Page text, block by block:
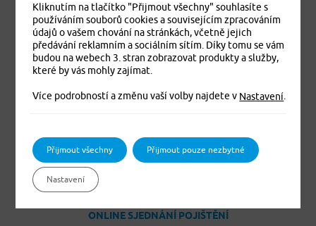
Úrazové pojištění
Dětské úrazové pojištění MEDVÍDEK
Základní zdravotní pojištění cizinců
Komplexní zdravotní pojištění cizinců Plus
Komplexní zdravotní pojištění cizinců Exclusive
Pojištění domácnosti
Pojištění podnikatelů
Pojištění vozidel Jízda
ONLINE SJEDNÁNÍ POJIŠTĚNÍ
Kliknutím na tlačítko "Přijmout všechny" souhlasíte s
používáním souborů cookies a souvisejícím zpracováním
údajů o vašem chování na stránkách, včetně jejich
předávání reklamním a sociálním sítím. Díky tomu se vám
budou na webech 3. stran zobrazovat produkty a služby,
které by vás mohly zajímat.
Více podrobností a změnu vaší volby najdete v Nastavení
Přijmout všechny Přijmout pouze nezbytné
Nastavení